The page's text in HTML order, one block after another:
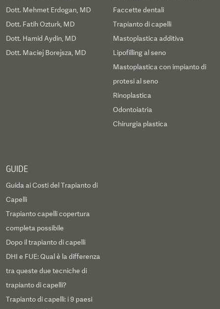
Dott. Mehmet Erdogan, MD
Dott. Fatih Ozturk, MD
Dott. Hamid Aydin, MD
Dott. Maciej Borejsza, MD
Faccette dentali
Trapianto di capelli
Mastoplastica additiva
Lipofilling al seno
Mastoplastica con impianto di
protesi al seno
Rinoplastica
Odontoiatria
Chirurgia plastica
GUIDE
Guida ai Costi del Trapianto di
Capelli
Trapianto capelli copertura
completa possibile
Dopo il trapianto di capelli
DHI e FUE: Qual è la differenza
tra queste due tecniche di
trapianto di capelli?
Trapianto di capelli: i 9 paesi